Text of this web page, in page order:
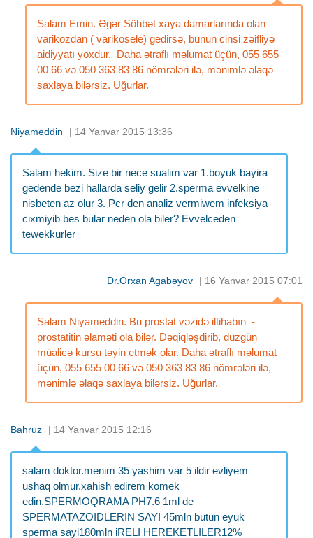
Salam Emin. Əgər Söhbət xaya damarlarında olan
varikozdan ( varikosele) gedirsə, bunun cinsi zəifliyə
aidiyyatı yoxdur. Daha ətraflı məlumat üçün, 055 655
00 66 və 050 363 83 86 nömrələri ilə, mənimlə əlaqə
saxlaya bilərsiz. Uğurlar.
Niyameddin | 14 Yanvar 2015 13:36
Salam hekim. Size bir nece sualim var 1.boyuk bayira
gedende bezi hallarda seliy gelir 2.sperma evvelkine
nisbeten az olur 3. Pcr den analiz vermiwem infeksiya
cixmiyib bes bular neden ola biler? Evvelceden
tewekkurler
Dr.Orxan Agabəyov | 16 Yanvar 2015 07:01
Salam Niyameddin. Bu prostat vəzidə iltihabın -
prostatitin əlaməti ola bilər. Dəqiqləşdirib, düzgün
müalicə kursu təyin etmək olar. Daha ətraflı məlumat
üçün, 055 655 00 66 və 050 363 83 86 nömrələri ilə,
mənimlə əlaqə saxlaya bilərsiz. Uğurlar.
Bahruz | 14 Yanvar 2015 12:16
salam doktor.menim 35 yashim var 5 ildir evliyem
ushaq olmur.xahish edirem komek
edin.SPERMOQRAMA PH7.6 1ml de
SPERMATAZOIDLERIN SAYI 45mln butun eyuk
sperma sayi180mln iRELI HEREKETLILER12%